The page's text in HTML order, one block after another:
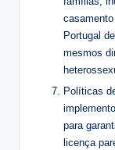
Portugal
mesmos
Políticas
para
licença